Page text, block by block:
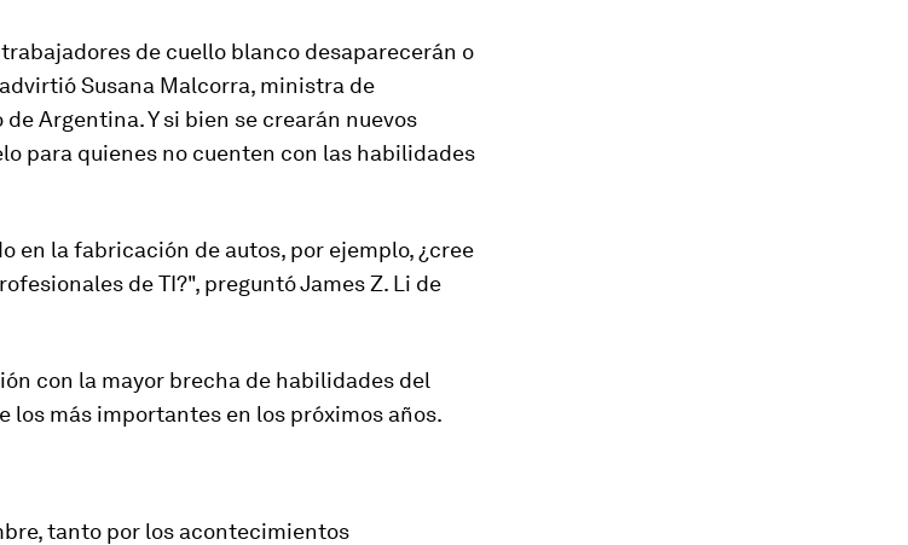
de cuello blanco desaparecerán o
Susana Malcorra, ministra de
Argentina. Y si bien se crearán nuevos
para quienes no cuenten con las habilidades
en la fabricación de autos, por ejemplo, ¿cree
de TI?", preguntó James Z. Li de
con la mayor brecha de habilidades del
los más importantes en los próximos años.
tanto por los acontecimientos